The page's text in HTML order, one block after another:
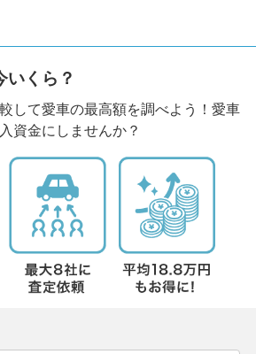
いくら？
して愛車の最高額を調べよう！愛車
資金にしませんか？